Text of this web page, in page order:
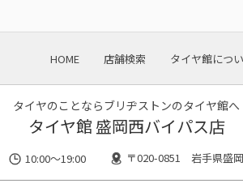
HOME 店舗検索 タイヤ館につ
タイヤのことならブリヂストンのタイヤ館へ
タイヤ館 盛岡西バイパス店
10:00～19:00 〒020-0851 岩手県盛